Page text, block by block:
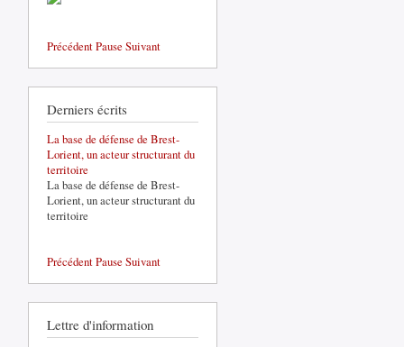
PrécédentPause Suivant
Derniers écrits
La base de défense de Brest-
Lorient, un acteur structurant du
territoire
La base de défense de Brest-
Lorient, un acteur structurant du
territoire
PrécédentPause Suivant
Lettre d'information